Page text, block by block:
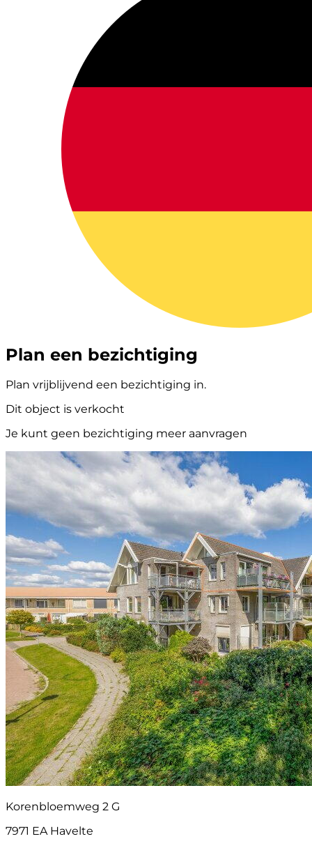
Plan een bezichtiging
Plan vrijblijvend een bezichtiging in.
Dit object is verkocht
Je kunt geen bezichtiging meer aanvragen
Korenbloemweg 2 G
7971 EA Havelte